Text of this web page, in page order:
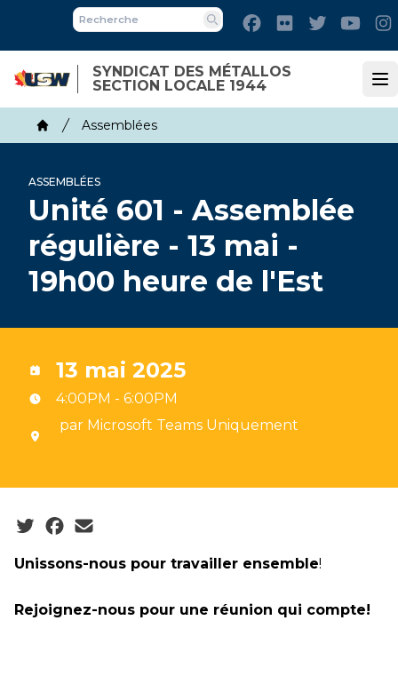
main
content
SYNDICAT DES MÉTALLOS
SECTION LOCALE 1944
Recherche
Facebook
Flickr Twitter
Breadcrumb
Home
Assemblées
ASSEMBLÉES
Unité 601 - Assemblée
régulière - 13 mai -
19h00 heure de l'Est
13 mai 2025
4:00PM - 6:00PM
par Microsoft Teams Uniquement
Social share icons
Unissons-nous pour travailler ensemble!
Rejoignez-nous pour une réunion qui compte!